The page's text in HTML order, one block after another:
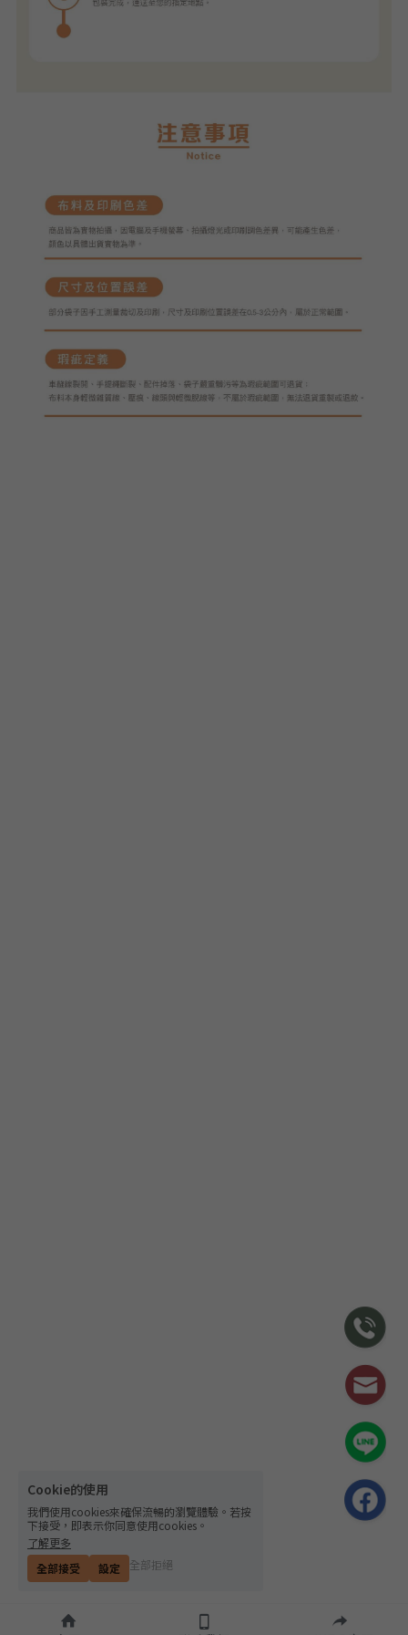
Cookie的使用
我們使用cookies來確保流暢的瀏覽體驗。若按
下接受，即表示你同意使用cookies。
了解更多
全部接受
設定 全部拒絕